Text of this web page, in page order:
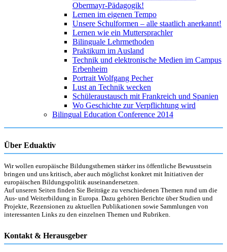
Obermayr-Pädagogik!
Lernen im eigenen Tempo
Unsere Schulformen – alle staatlich anerkannt!
Lernen wie ein Muttersprachler
Bilinguale Lehrmethoden
Praktikum im Ausland
Technik und elektronische Medien im Campus
Erbenheim
Portrait Wolfgang Pecher
Lust an Technik wecken
Schüleraustausch mit Frankreich und Spanien
Wo Geschichte zur Verpflichtung wird
Bilingual Education Conference 2014
Über Eduaktiv
Wir wollen europäische Bildungsthemen stärker ins öffentliche Bewusstsein
bringen und uns kritisch, aber auch möglichst konkret mit Initiativen der
europäischen Bildungspolitik auseinandersetzen.
Auf unseren Seiten finden Sie Beiträge zu verschiedenen Themen rund um die
Aus- und Weiterbildung in Europa. Dazu gehören Berichte über Studien und
Projekte, Rezensionen zu aktuellen Publikationen sowie Sammlungen von
interessanten Links zu den einzelnen Themen und Rubriken.
Kontakt & Herausgeber